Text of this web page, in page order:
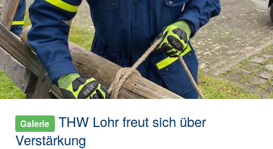
Galerie
THW Lohr freut sich über
Verstärkung